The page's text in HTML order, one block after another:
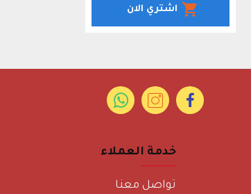
• طاقة أمن الاتصال اللاسلكي: 20dBm
• درجة حرارة التخزين: -40 وحتى 70 درجة مئوية
• رطوبة التخزين: 5% وحتى 90% رطوبة نسبية غير قابلة للتكثف
اشتري الان
خدمة العملاء
تواصل معنا